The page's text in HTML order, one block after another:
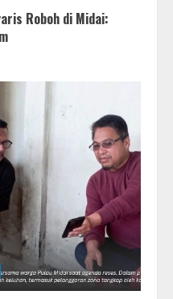
Roboh di Midai: